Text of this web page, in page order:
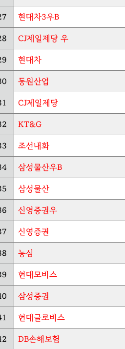
현대차3우B
CJ제일제당 우
현대차
동원산업
CJ제일제당
KT&G
조선내화
삼성물산우B
삼성물산
신영증권우
신영증권
농심
현대모비스
삼성증권
현대글로비스
DB손해보험